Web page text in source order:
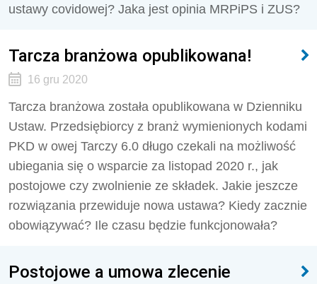
ustawy covidowej? Jaka jest opinia MRPiPS i ZUS?
Tarcza branżowa opublikowana!
16 gru 2020
Tarcza branżowa została opublikowana w Dzienniku
Ustaw. Przedsiębiorcy z branż wymienionych kodami
PKD w owej Tarczy 6.0 długo czekali na możliwość
ubiegania się o wsparcie za listopad 2020 r., jak
postojowe czy zwolnienie ze składek. Jakie jeszcze
rozwiązania przewiduje nowa ustawa? Kiedy zacznie
obowiązywać? Ile czasu będzie funkcjonowała?
Postojowe a umowa zlecenie